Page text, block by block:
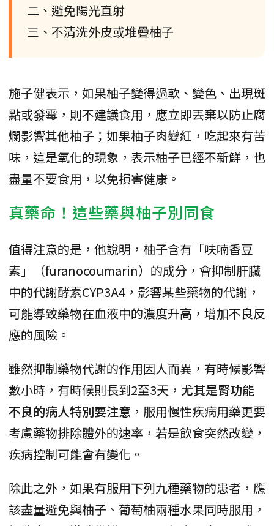
二、避免陽光直射
三、不清洗外皮或堆疊柚子
施子健表示，如果柚子變得過軟、變色、出現斑
點或發霉，則不建議食用，應立即丟棄以防止腐
爛影響其他柚子；如果柚子肉變紅，吃起來有苦
味，這是氧化的現象，表示柚子已經不新鮮，也
盡量不要食用，以免損害健康。
真藥命！這些藥與柚子別同食
值得注意的是，他說明，柚子含有「呋喃香豆
素」（furanocoumarin）的成分，會抑制肝臟
中的代謝酵素CYP3A4，影響某些藥物的代謝，
可能導致藥物在血液中的濃度升高，增加不良反
應的風險。
雖然抑制藥物代謝的作用因人而異，有時候影響
數小時，有時候則長到2至3天， 尤其是腎功能
不良的病人特別要注意 ，服用慢性疾病用藥更要
考慮藥物排除體外的速率，若是飲食突然改變，
疾病控制可能會有變化。
除此之外，如果有服用下列九種藥物的患者，應
該盡量避免與柚子、葡萄柚兩種水果同時服用，